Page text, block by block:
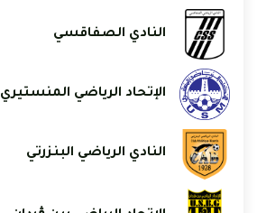
النادي الصفاقسي
الإتحاد الرياضي المنستيري
النادي الرياضي البنزرتي